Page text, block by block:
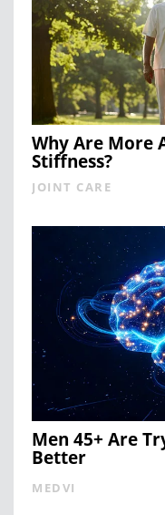
Why Are More
Stiffness?
JOINT CARE
Men 45+ Are
Better
MEDVI